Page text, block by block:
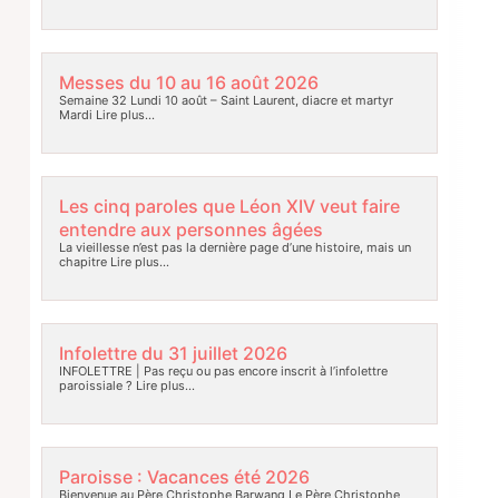
Messes du 10 au 16 août 2026
Semaine 32 Lundi 10 août – Saint Laurent, diacre et martyr
Mardi Lire plus…
Les cinq paroles que Léon XIV veut faire
entendre aux personnes âgées
La vieillesse n’est pas la dernière page d’une histoire, mais un
chapitreLire plus…
Infolettre du 31 juillet 2026
INFOLETTRE | Pas reçu ou pas encore inscrit à l’infolettre
paroissiale ? Lire plus…
Paroisse : Vacances été 2026
Bienvenue au Père Christophe Barwang Le Père Christophe